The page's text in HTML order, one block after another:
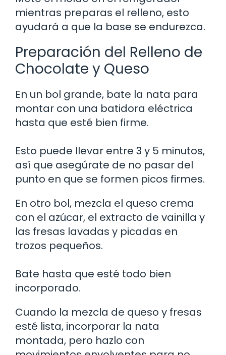
mientras preparas el relleno, esto
ayudará a que la base se endurezca.
Preparación del Relleno de
Chocolate y Queso
En un bol grande, bate la nata para
montar con una batidora eléctrica
hasta que esté bien firme.
Esto puede llevar entre 3 y 5 minutos,
así que asegúrate de no pasar del
punto en que se formen picos firmes.
En otro bol, mezcla el queso crema
con el azúcar, el extracto de vainilla y
las fresas lavadas y picadas en
trozos pequeños.
Bate hasta que esté todo bien
incorporado.
Cuando la mezcla de queso y fresas
esté lista, incorporar la nata
montada, pero hazlo con